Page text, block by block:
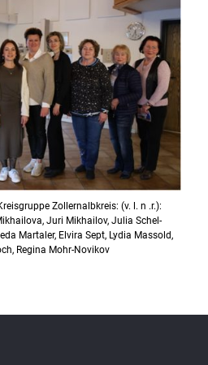
Zollernalbkreis: (v. l. n .r.):
Juri Mikhailov, Julia Schel-
Martaler, Elvira Sept, Lydia Massold,
Regina Mohr-Novikov